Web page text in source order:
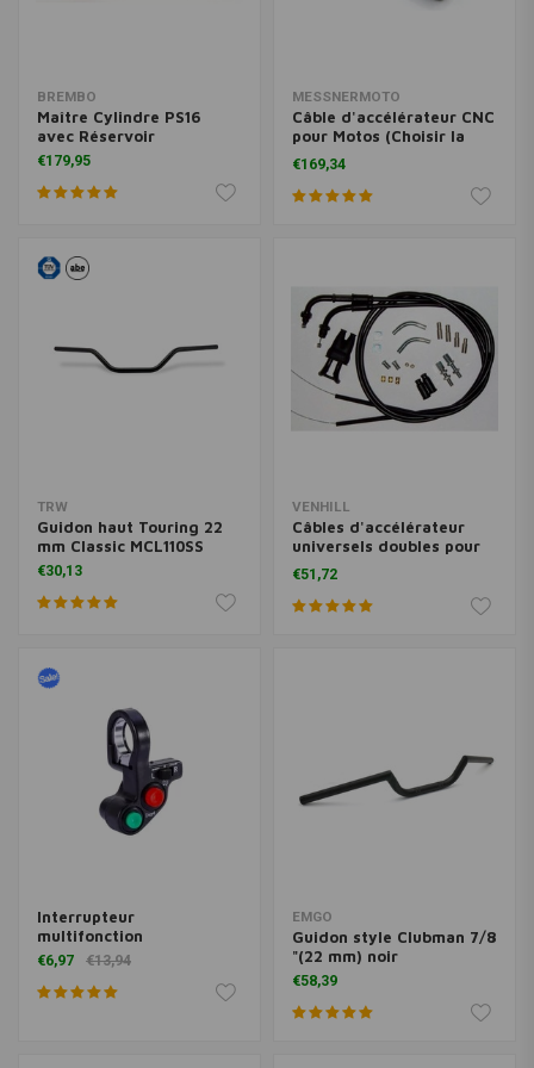
BREMBO
Maître Cylindre PS16
avec Réservoir
€179,95
MESSNERMOTO
Câble d'accélérateur CNC
pour Motos (Choisir la
Variante)
€169,34
TRW
Guidon haut Touring 22
mm Classic MCL110SS
€30,13
VENHILL
Câbles d'accélérateur
universels doubles pour
Domino, etc.
€51,72
Interrupteur
multifonction
€6,97 €13,94
EMGO
Guidon style Clubman 7/8
"(22 mm) noir
€58,39